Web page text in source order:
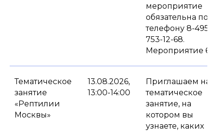
мероприятие
обязательна по
телефону 8-495-
753-12-68.
Мероприятие 6+.
Тематическое
занятие
«Рептилии
Москвы»
13.08.2026,
13:00-14:00
Приглашаем на
тематическое
занятие, на
котором вы
узнаете, каких